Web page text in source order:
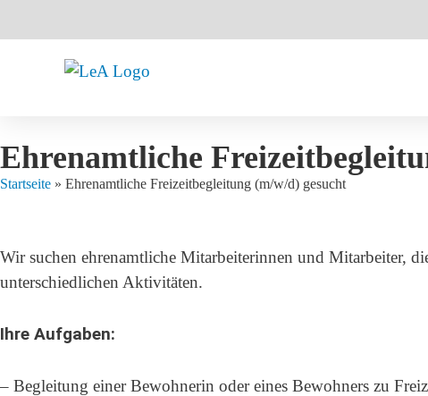
Ehrenamtliche
Startseite » Ehrenamtliche Freizeitbegleitung (m/w/d) gesucht
Wir suchen ehrenamtliche Mitarbeiterinnen und Mitarbeiter,
unterschiedlichen Aktivitäten.
Ihre Aufgaben:
– Begleitung einer Bewohnerin oder eines Bewohners zu